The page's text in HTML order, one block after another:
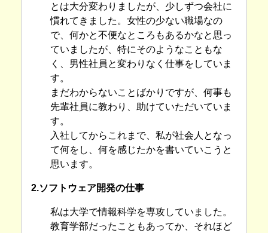
とは大分変わりましたが、少しずつ会社に
慣れてきました。女性の少ない職場なの
で、何かと不便なところもあるかなと思っ
ていましたが、特にそのようなこともな
く、男性社員と変わりなく仕事をしていま
す。
まだわからないことばかりですが、何事も
先輩社員に教わり、助けていただいていま
す。
入社してからこれまで、私が社会人となっ
て何をし、何を感じたかを書いていこうと
思います。
2.ソフトウェア開発の仕事
私は大学で情報科学を専攻していました。
教育学部だったこともあってか、それほど